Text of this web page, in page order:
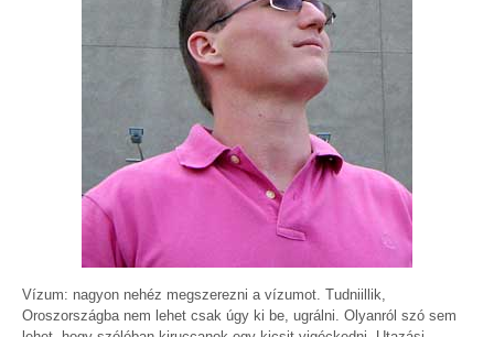
Vízum: nagyon nehéz megszerezni a vízumot. Tudniillik,
Oroszországba nem lehet csak úgy ki be, ugrálni. Olyanról szó sem